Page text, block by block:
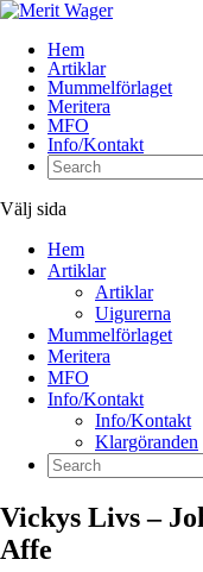
Hem
Artiklar
Mummelförlaget
Meritera
MFO
Info/Kontakt
Välj sida
Hem
Artiklar
Artiklar
Uigurerna
Mummelförlaget
Meritera
MFO
Info/Kontakt
Info/Kontakt
Klargöranden
Vickys Livs –
Affe